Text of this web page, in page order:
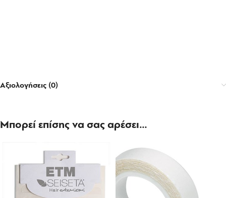
Αξιολογήσεις (0)
Μπορεί επίσης να σας αρέσει…